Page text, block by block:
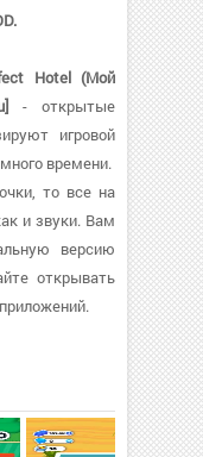
Hotel (Мой
- открытые
игровой
времени.
то все на
и звуки. Вам
версию
открывать